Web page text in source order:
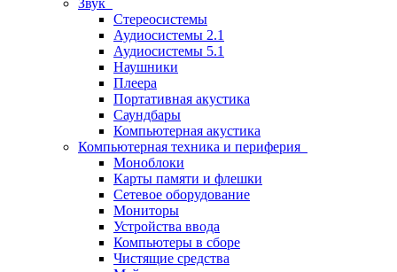
Звук
Стереосистемы
Аудиосистемы 2.1
Аудиосистемы 5.1
Наушники
Плеера
Портативная акустика
Саундбары
Компьютерная акустика
Компьютерная техника и периферия
Моноблоки
Карты памяти и флешки
Сетевое оборудование
Мониторы
Устройства ввода
Компьютеры в сборе
Чистящие средства